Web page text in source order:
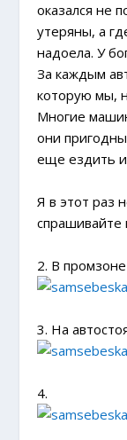
оказался не
утеряны, а
надоела. У
За каждым
которую мы,
Многие
они
еще ездить и
Я в этот раз
спрашивайте
2. В
3. На
4.